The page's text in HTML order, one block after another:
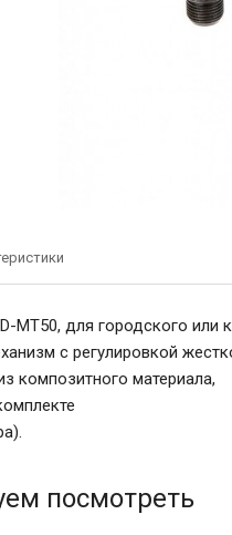
MT50, для городского или
с регулировкой
композитного материала,
посмотреть